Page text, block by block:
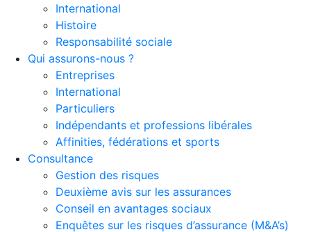
International
Histoire
Responsabilité sociale
Qui assurons-nous ?
Entreprises
International
Particuliers
Indépendants et professions libérales
Affinities, fédérations et sports
Consultance
Gestion des risques
Deuxième avis sur les assurances
Conseil en avantages sociaux
Enquêtes sur les risques d’assurance (M&A’s)